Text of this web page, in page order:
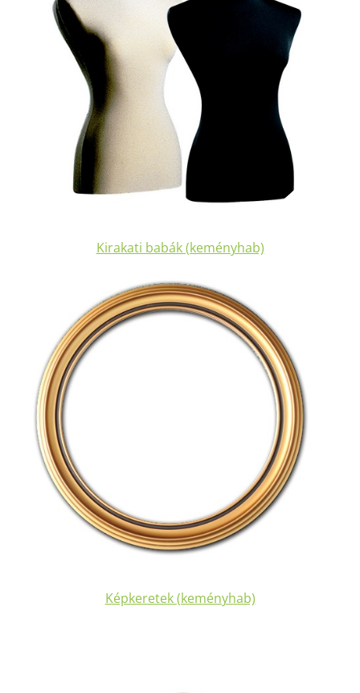
Kirakati babák (keményhab)
Képkeretek (keményhab)